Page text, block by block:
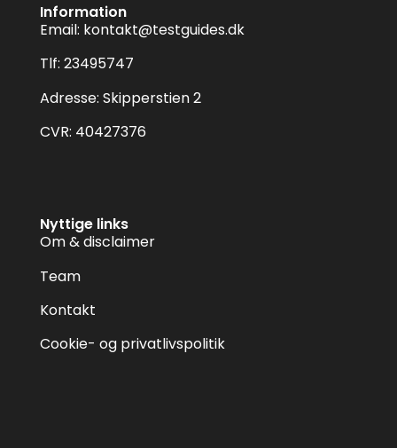
Information
Email: kontakt@testguides.dk
Tlf: 23495747
Adresse: Skipperstien 2
CVR: 40427376
Nyttige links
Om & disclaimer
Team
Kontakt
Cookie- og privatlivspolitik